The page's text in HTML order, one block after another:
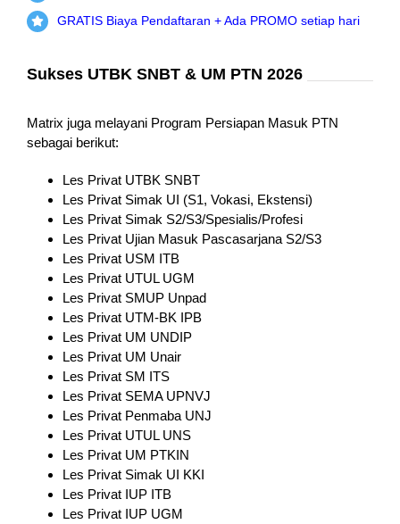
GRATIS Biaya Pendaftaran + Ada PROMO setiap hari
Sukses UTBK SNBT & UM PTN 2026
Matrix juga melayani Program Persiapan Masuk PTN
sebagai berikut:
Les Privat UTBK SNBT
Les Privat Simak UI (S1, Vokasi, Ekstensi)
Les Privat Simak S2/S3/Spesialis/Profesi
Les Privat Ujian Masuk Pascasarjana S2/S3
Les Privat USM ITB
Les Privat UTUL UGM
Les Privat SMUP Unpad
Les Privat UTM-BK IPB
Les Privat UM UNDIP
Les Privat UM Unair
Les Privat SM ITS
Les Privat SEMA UPNVJ
Les Privat Penmaba UNJ
Les Privat UTUL UNS
Les Privat UM PTKIN
Les Privat Simak UI KKI
Les Privat IUP ITB
Les Privat IUP UGM